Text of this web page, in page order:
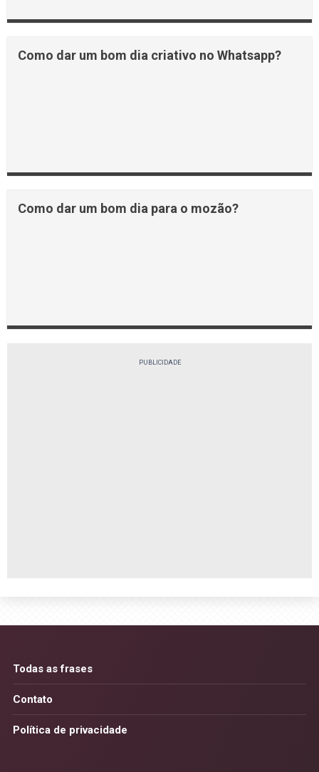
Como dar um bom dia criativo no Whatsapp?
Como dar um bom dia para o mozão?
PUBLICIDADE
Todas as frases
Contato
Política de privacidade